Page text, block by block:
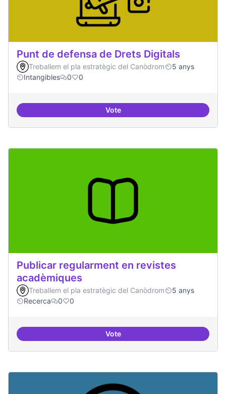
Punt de defensa de Drets Digitals
Treballem el pla estratègic del Canòdrom
5 anys
Intangibles
0 0
VotePunt de defensa de Drets Digitals
Publicar regularment en revistes
acadèmiques
Treballem el pla estratègic del Canòdrom
5 anys
Recerca
0 0
VotePublicar regularment en